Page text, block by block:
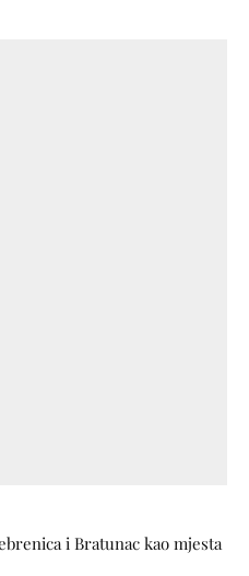
i Bratunac kao mjesta